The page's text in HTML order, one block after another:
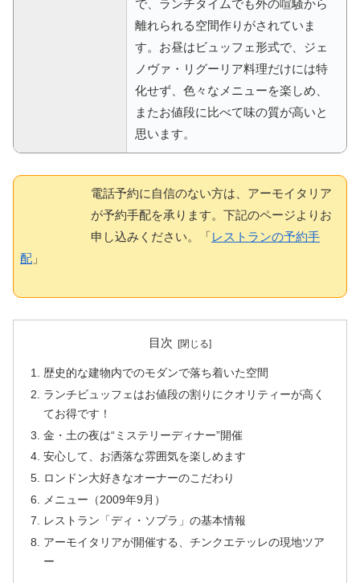
で、ランチタイムでも外の喧騒から
離れられる空間作りがされていま
す。お昼はビュッフェ形式で、ジェ
ノヴァ・リグーリア料理だけには特
化せず、色々なメニューを楽しめ、
またお値段に比べて味の質が高いと
思います。
電話予約に自信のない方は、アーモイタリア
が予約手配を承ります。下記のページよりお
申し込みください。「レストランの予約手
配 」
目次
歴史的な建物内でのモダンで落ち着いた空間
ランチビュッフェはお値段の割りにクオリティーが高く
てお得です！
金・土の夜は“ミステリーディナー”開催
安心して、お洒落な雰囲気を楽しめます
ロンドン大好きなオーナーのこだわり
メニュー（2009年9月）
レストラン「ディ・ソプラ」の基本情報
アーモイタリアが開催する、チンクエテッレの現地ツア
ー